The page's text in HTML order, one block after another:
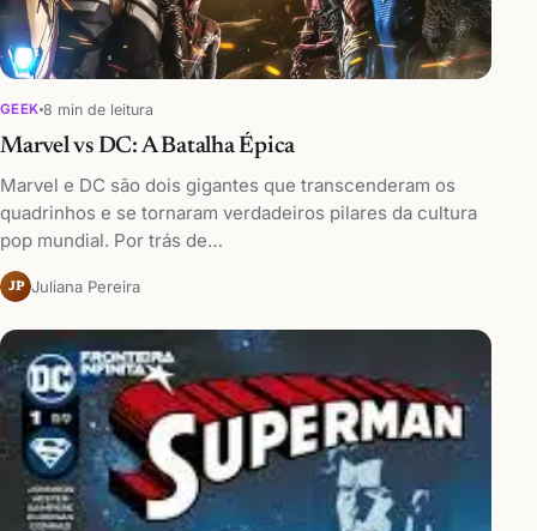
GEEK 8 min de leitura
Marvel vs DC: A Batalha Épica
Marvel e DC são dois gigantes que transcenderam os
quadrinhos e se tornaram verdadeiros pilares da cultura
pop mundial. Por trás de…
JP Juliana Pereira